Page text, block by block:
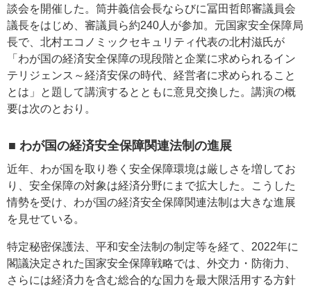
談会を開催した。筒井義信会長ならびに冨田哲郎審議員会
議長をはじめ、審議員ら約240人が参加。元国家安全保障局
長で、北村エコノミックセキュリティ代表の北村滋氏が
「わが国の経済安全保障の現段階と企業に求められるイン
テリジェンス～経済安保の時代、経営者に求められること
とは」と題して講演するとともに意見交換した。講演の概
要は次のとおり。
■ わが国の経済安全保障関連法制の進展
近年、わが国を取り巻く安全保障環境は厳しさを増してお
り、安全保障の対象は経済分野にまで拡大した。こうした
情勢を受け、わが国の経済安全保障関連法制は大きな進展
を見せている。
特定秘密保護法、平和安全法制の制定等を経て、2022年に
閣議決定された国家安全保障戦略では、外交力・防衛力、
さらには経済力を含む総合的な国力を最大限活用する方針